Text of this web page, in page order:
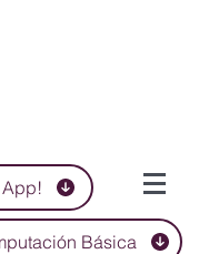
App!
Básica